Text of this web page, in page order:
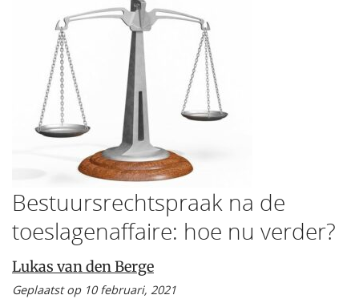
Bestuursrechtspraak na de
toeslagenaffaire: hoe nu verder?
Lukas van den Berge
Geplaatst op 10 februari, 2021